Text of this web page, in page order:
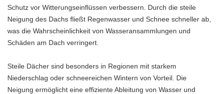
Schutz vor Witterungseinflüssen verbessern. Durch die steile
Neigung des Dachs fließt Regenwasser und Schnee schneller ab,
was die Wahrscheinlichkeit von Wasseransammlungen und
Schäden am Dach verringert.
Steile Dächer sind besonders in Regionen mit starkem
Niederschlag oder schneereichen Wintern von Vorteil. Die
Neigung ermöglicht eine effiziente Ableitung von Wasser und